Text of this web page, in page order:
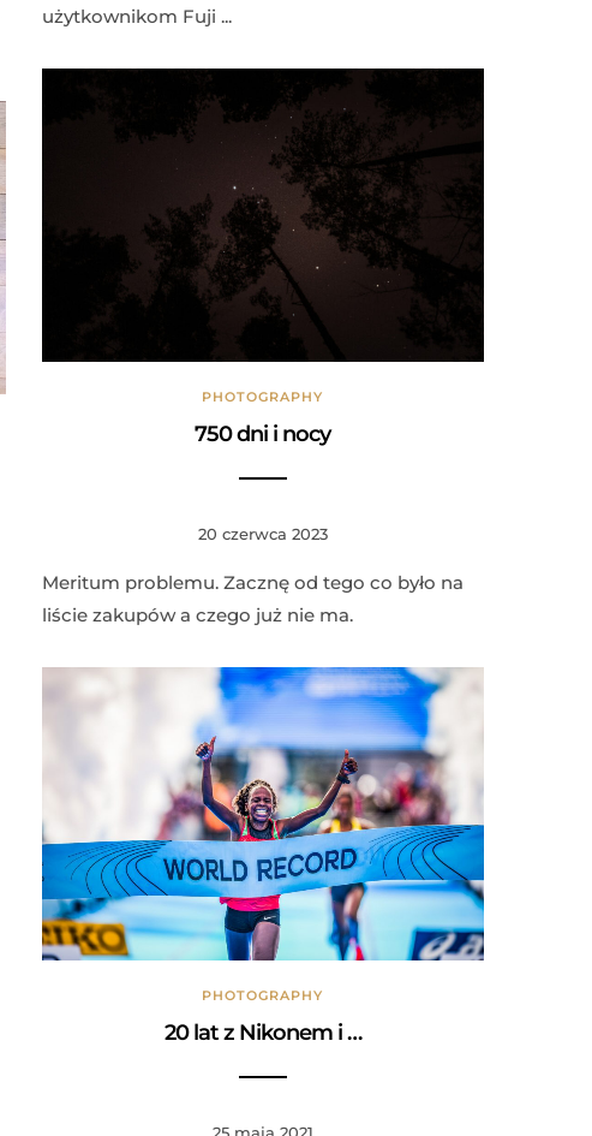
użytkownikom Fuji ...
PHOTOGRAPHY
750 dni i nocy
20 czerwca 2023
Meritum problemu. Zacznę od tego co było na
liście zakupów a czego już nie ma.
PHOTOGRAPHY
20 lat z Nikonem i …